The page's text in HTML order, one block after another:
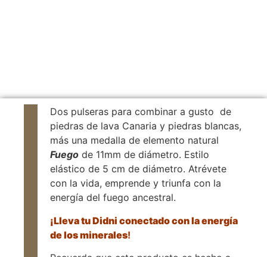
Dos pulseras para combinar a gusto de
piedras de lava Canaria y piedras blancas,
más una medalla de elemento natural
Fuego de 11mm de diámetro. Estilo
elástico de 5 cm de diámetro. Atrévete
con la vida, emprende y triunfa con la
energía del fuego ancestral.
¡Lleva tu Didni conectado con laenergía
de los minerales!